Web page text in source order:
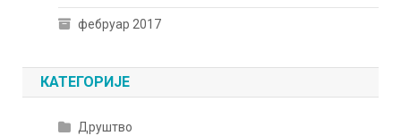
фебруар 2017
КАТЕГОРИЈЕ
Друштво